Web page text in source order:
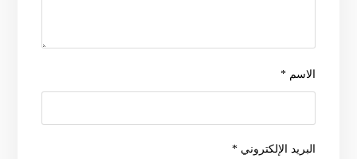
الاسم*
البريد الإلكتروني*